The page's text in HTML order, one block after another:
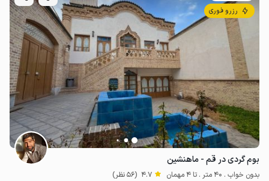
رزرو فوری
بوم گردی در قم - ماهنشین
بدون خواب . 40 متر . تا 4 مهمان 4.7 (56 نظر)